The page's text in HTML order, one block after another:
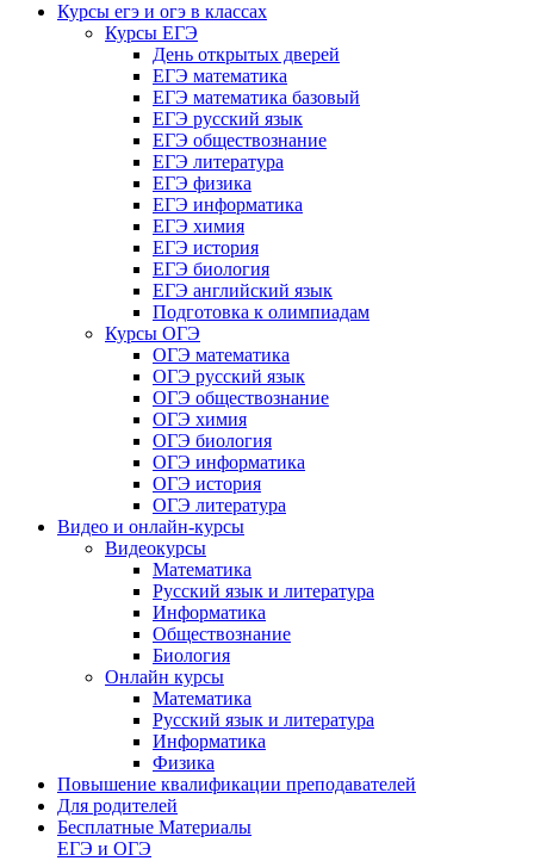
Курсы егэ и огэ в классах
Курсы ЕГЭ
День открытых дверей
ЕГЭ математика
ЕГЭ математика базовый
ЕГЭ русский язык
ЕГЭ обществознание
ЕГЭ литература
ЕГЭ физика
ЕГЭ информатика
ЕГЭ химия
ЕГЭ история
ЕГЭ биология
ЕГЭ английский язык
Подготовка к олимпиадам
Курсы ОГЭ
ОГЭ математика
ОГЭ русский язык
ОГЭ обществознание
ОГЭ химия
ОГЭ биология
ОГЭ информатика
ОГЭ история
ОГЭ литература
Видео и онлайн-курсы
Видеокурсы
Математика
Русский язык и литература
Информатика
Обществознание
Биология
Онлайн курсы
Математика
Русский язык и литература
Информатика
Физика
Повышение квалификации преподавателей
Для родителей
Бесплатные Материалы
ЕГЭ и ОГЭ